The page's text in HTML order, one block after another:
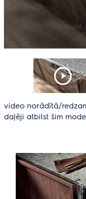
video norādītā/
daļēji atbilst šim